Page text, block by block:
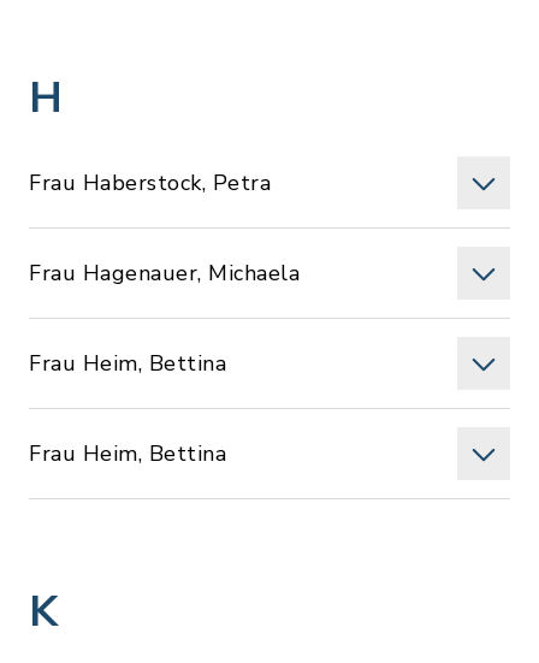
H
Frau Haberstock, Petra
Frau Hagenauer, Michaela
Frau Heim, Bettina
Frau Heim, Bettina
K